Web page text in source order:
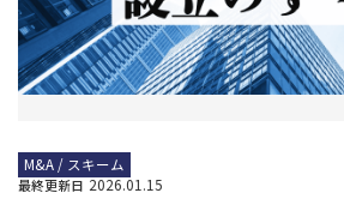
M&A / スキーム
最終更新日 2026.01.15